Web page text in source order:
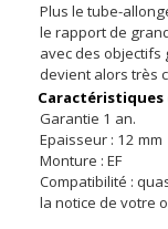
Plus le tube-
le rapport de
avec des
devient alors très
Caractéristiques
Garantie 1 an.
Epaisseur : 12 mm
Monture : EF
Compatibilité :
la notice de votre